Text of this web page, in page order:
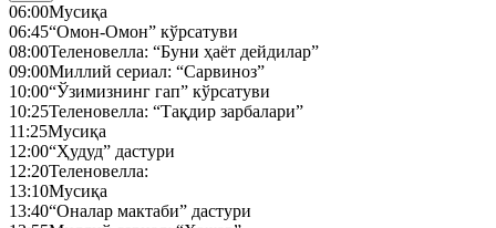
06:00Мусиқа
06:45“Омон-Омон” кўрсатуви
08:00Теленовелла: “Буни ҳаёт дейдилар”
09:00Миллий сериал: “Сарвиноз”
10:00“Ўзимизнинг гап” кўрсатуви
10:25Теленовелла: “Тақдир зарбалари”
11:25Мусиқа
12:00“Ҳудуд” дастури
12:20Теленовелла:
13:10Мусиқа
13:40“Оналар мактаби” дастури